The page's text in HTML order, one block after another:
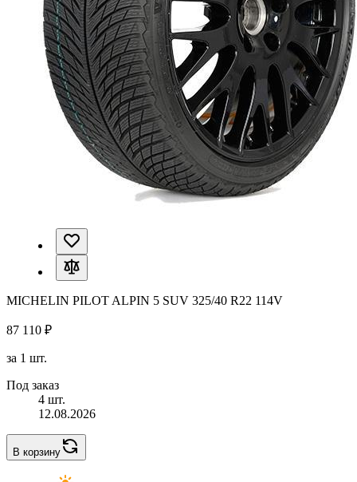
MICHELIN PILOT ALPIN 5 SUV 325/40 R22 114V
87 110 ₽
за 1 шт.
Под заказ
4 шт.
12.08.2026
В корзину